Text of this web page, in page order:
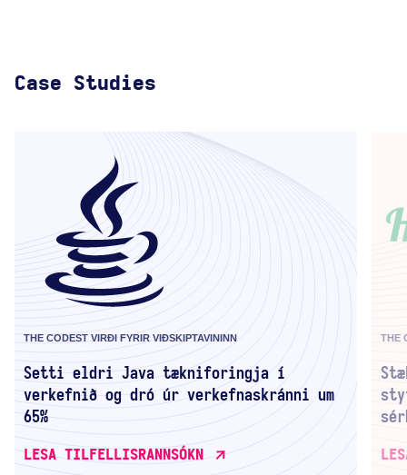
Case Studies
THE CODEST VIRÐI FYRIR VIÐSKIPTAVININN
Setti eldri Java tækniforingja í
verkefnið og dró úr verkefnaskránni um
65%
LESA TILFELLISRANNSÓKN
THE